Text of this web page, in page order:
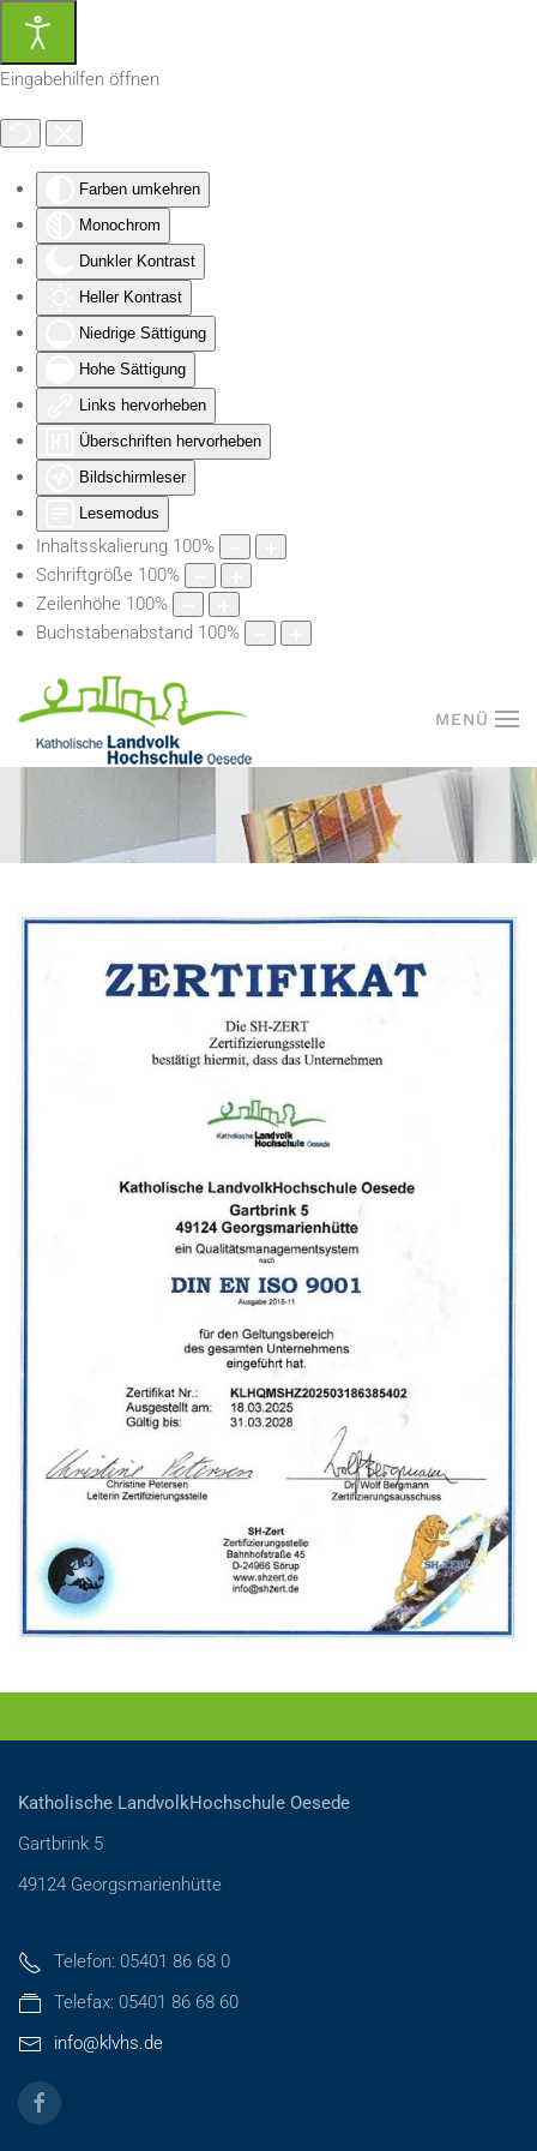
Eingabehilfen öffnen
Farben umkehren
Monochrom
Dunkler Kontrast
Heller Kontrast
Niedrige Sättigung
Hohe Sättigung
Links hervorheben
Überschriften hervorheben
Bildschirmleser
Lesemodus
Inhaltsskalierung 100%
Schriftgröße 100%
Zeilenhöhe 100%
Buchstabenabstand 100%
Zum Hauptinhalt springen
MENÜ
Katholische LandvolkHochschule Oesede
Gartbrink 5
49124 Georgsmarienhütte
Telefon: 05401 86 68 0
Telefax: 05401 86 68 60
info@klvhs.de